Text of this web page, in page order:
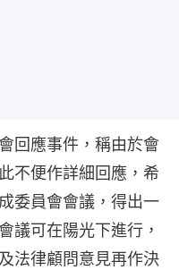
回應事件，稱由於會
不便作詳細回應，希
委員會會議，得出一
議可在陽光下進行，
法律顧問意見再作決